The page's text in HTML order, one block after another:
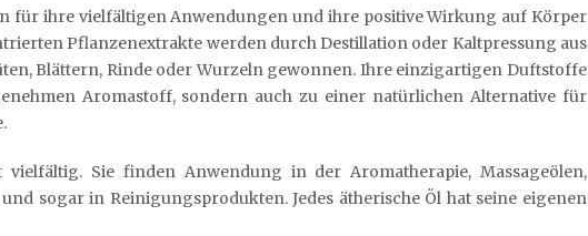
für ihre vielfältigen Anwendungen und ihre positive Wirkung auf Körper
Pflanzenextrakte werden durch Destillation oder Kaltpressung aus
Blättern, Rinde oder Wurzeln gewonnen. Ihre einzigartigen Duftstoffe
Aromastoff, sondern auch zu einer natürlichen Alternative für
vielfältig. Sie finden Anwendung in der Aromatherapie, Massageölen,
sogar in Reinigungsprodukten. Jedes ätherische Öl hat seine eigenen